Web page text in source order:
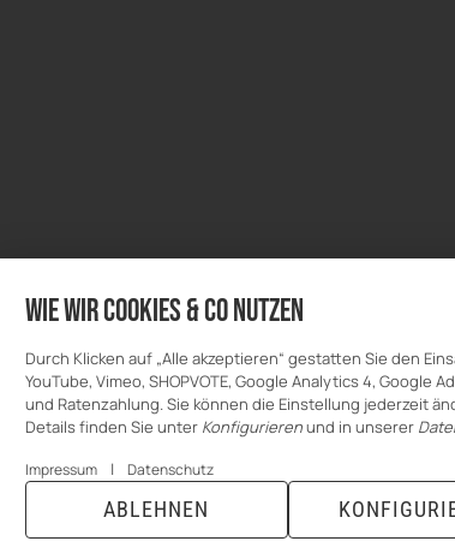
Versand
Wie wir Cookies & Co nutzen
Durch Klicken auf „Alle akzeptieren“ gestatten Sie den
YouTube, Vimeo, SHOPVOTE, Google Analytics 4, Google
und Ratenzahlung. Sie können die Einstellung jederzeit
Details finden Sie unter Konfigurierenund in unserer
Impressum | Datenschutz
ABLEHNEN